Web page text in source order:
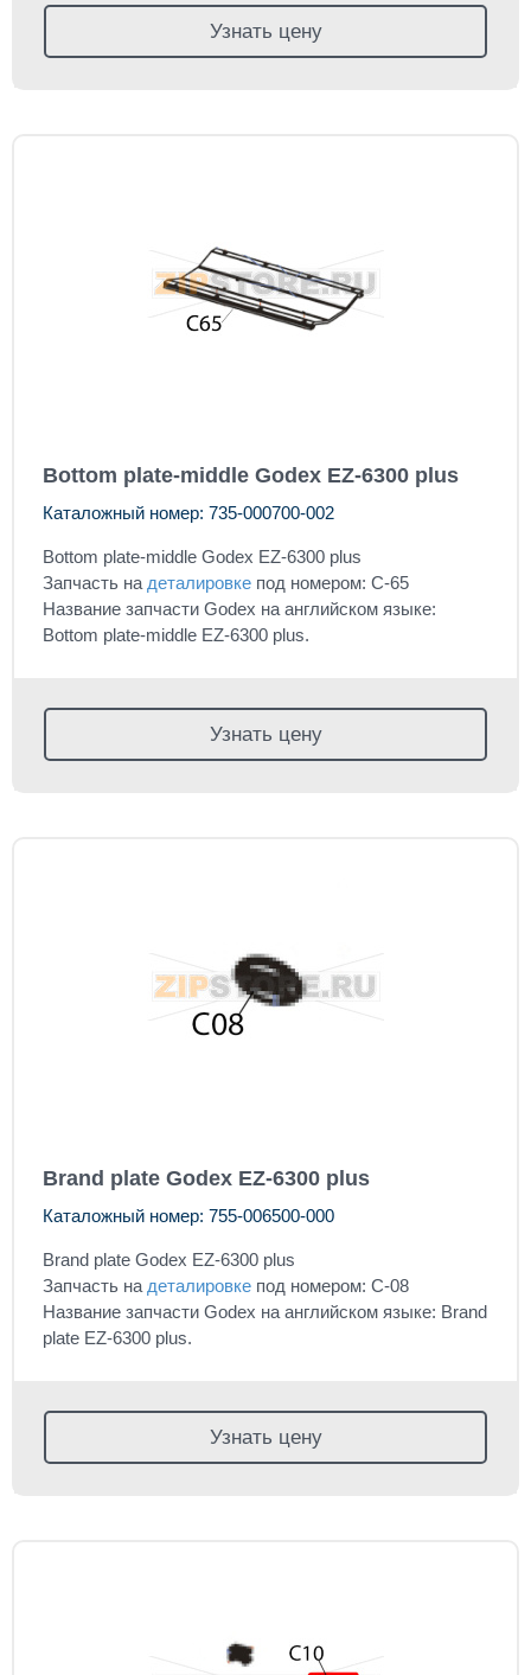
Узнать цену
Bottom plate-middle Godex EZ-6300 plus
Каталожный номер: 735-000700-002
Bottom plate-middle Godex EZ-6300 plus
Запчасть на деталировке под номером: C-65
Название запчасти Godex на английском языке:
Bottom plate-middle EZ-6300 plus.
Узнать цену
Brand plate Godex EZ-6300 plus
Каталожный номер: 755-006500-000
Brand plate Godex EZ-6300 plus
Запчасть на деталировке под номером: C-08
Название запчасти Godex на английском языке: Brand
plate EZ-6300 plus.
Узнать цену